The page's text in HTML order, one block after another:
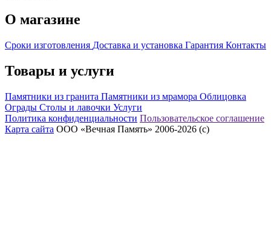
О магазине
Сроки изготовления Доставка и установка Гарантия Контакты
Товары и услуги
Памятники из гранита Памятники из мрамора Облицовка
Ограды Столы и лавочки Услуги
Политика конфиденциальности Пользовательское соглашение
Карта сайта ООО «Вечная Память» 2006-2026 (с)